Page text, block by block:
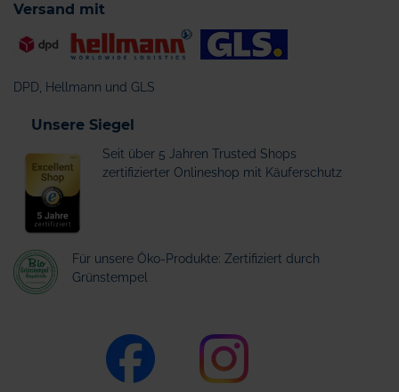
Versand mit
DPD, Hellmann und GLS
Unsere Siegel
Seit über 5 Jahren Trusted Shops
zertifizierter Onlineshop mit Käuferschutz
Für unsere Öko-Produkte: Zertifiziert durch
Grünstempel